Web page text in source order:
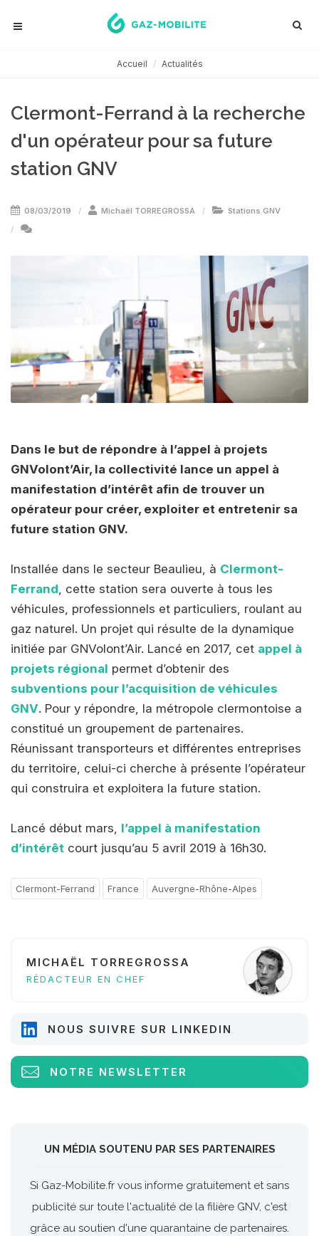
Accueil Actualités
Clermont-Ferrand à la recherche
d'un opérateur pour sa future
station GNV
08/03/2019 Michaël TORREGROSSA Stations GNV
Dans le but de répondre à l’appel à projets
GNVolont’Air, la collectivité lance un appel à
manifestation d’intérêt afin de trouver un
opérateur pour créer, exploiter et entretenir sa
future station GNV.
Installée dans le secteur Beaulieu, à Clermont-
Ferrand, cette station sera ouverte à tous les
véhicules, professionnels et particuliers, roulant au
gaz naturel. Un projet qui résulte de la dynamique
initiée par GNVolont’Air. Lancé en 2017, cet appel à
projets régional permet d’obtenir des
subventions pour l’acquisition de véhicules
GNV. Pour y répondre, la métropole clermontoise a
constitué un groupement de partenaires.
Réunissant transporteurs et différentes entreprises
du territoire, celui-ci cherche à présente l’opérateur
qui construira et exploitera la future station.
Lancé début mars, l’appel à manifestation
d’intérêt court jusqu’au 5 avril 2019 à 16h30.
Clermont-Ferrand France Auvergne-Rhône-Alpes
MICHAËL TORREGROSSA
RÉDACTEUR EN CHEF
NOUS SUIVRE SUR LINKEDIN
NOTRE NEWSLETTER
UN MÉDIA SOUTENU PAR SES PARTENAIRES
Si Gaz-Mobilite.fr vous informe gratuitement et sans
publicité sur toute l'actualité de la filière GNV, c'est
grâce au soutien d'une quarantaine de partenaires.